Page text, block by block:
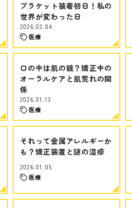
ブラケット装着初日！私の
世界が変わった日
2026.02.04
医療
口の中は肌の鏡？矯正中の
オーラルケアと肌荒れの関
係
2026.01.13
医療
それって金属アレルギーか
も？矯正装置と謎の湿疹
2026.01.05
医療